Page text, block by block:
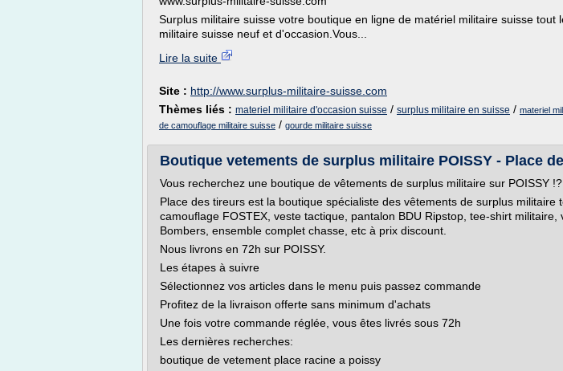
Surplus militaire suisse votre boutique en ligne de matériel militaire suisse tout
militaire suisse neuf et d'occasion.Vous...
Lire la suite
Site : http://www.surplus-militaire-suisse.com
Thèmes liés : materiel militaire d'occasion suisse / surplus militaire en suisse / materiel
de camouflage militaire suisse / gourde militaire suisse
Boutique vetements de surplus militaire POISSY - Place
Vous recherchez une boutique de vêtements de surplus militaire sur POISSY !?
Place des tireurs est la boutique spécialiste des vêtements de surplus militaire
camouflage FOSTEX, veste tactique, pantalon BDU Ripstop, tee-shirt militaire,
Bombers, ensemble complet chasse, etc à prix discount.
Nous livrons en 72h sur POISSY.
Les étapes à suivre
Sélectionnez vos articles dans le menu puis passez commande
Profitez de la livraison offerte sans minimum d'achats
Une fois votre commande réglée, vous êtes livrés sous 72h
Les dernières recherches:
boutique de vetement place racine a poissy